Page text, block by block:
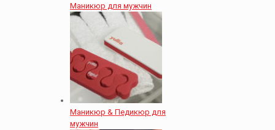
Маникюр для мужчин
Маникюр & Педикюр для
мужчин